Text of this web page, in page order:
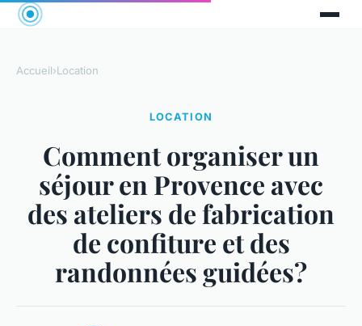
Accueil›Location
LOCATION
Comment organiser un
séjour en Provence avec
des ateliers de fabrication
de confiture et des
randonnées guidées?